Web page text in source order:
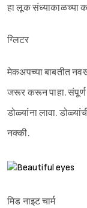
हा लूक संध्याकाळच्या
ग्लिटर
मेकअपच्या बाबतीत
जरूर करून पाहा. संपूर्ण
डोळ्यांना लावा.
नक्की.
मिड नाइट चार्म